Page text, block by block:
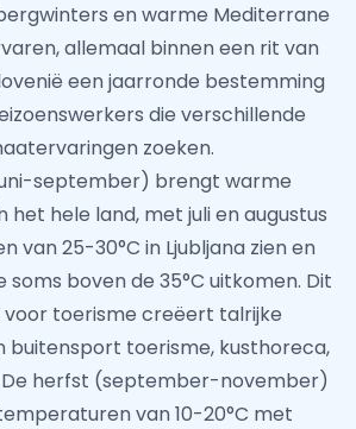
en warme Mediterrane
allemaal binnen een rit van
een jaarronde bestemming
die verschillende
zoeken.
september) brengt warme
hele land, met juli en augustus
van 25-30°C in Ljubljana zien en
soms boven de 35°C uitkomen. Dit
voor toerisme creëert talrijke
buitensport toerisme, kusthoreca,
herfst (september-november)
van 10-20°C met